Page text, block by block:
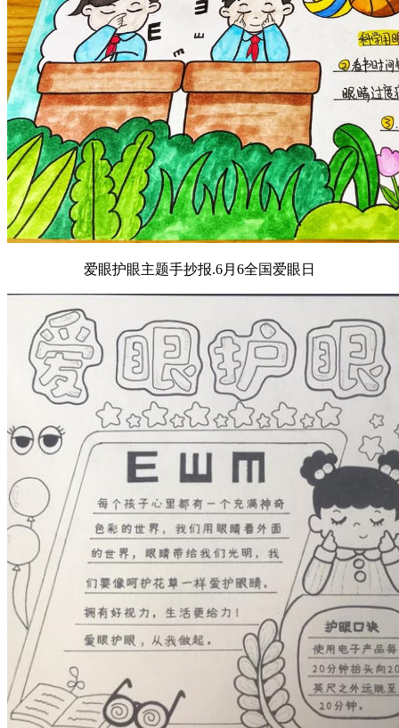
爱眼护眼主题手抄报.6月6全国爱眼日